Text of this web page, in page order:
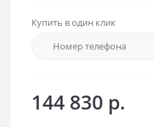
Купить в один клик
144 830 р.